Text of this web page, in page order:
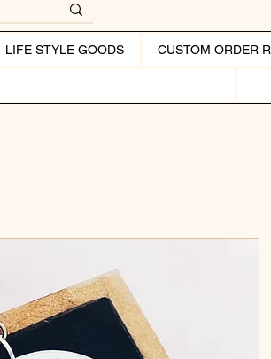
LIFE STYLE GOODS CUSTOM ORDER